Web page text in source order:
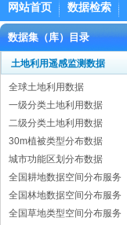
网站首页 数据检索
数据集（库）目录
土地利用遥感监测数据
全球土地利用数据
一级分类土地利用数据
二级分类土地利用数据
30m植被类型分布数据
城市功能区划分布数据
全国耕地数据空间分布服务
全国林地数据空间分布服务
全国草地类型空间分布服务